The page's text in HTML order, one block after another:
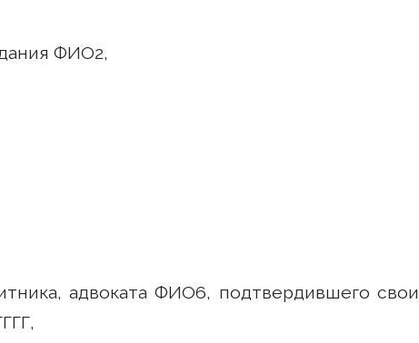
ФИО2,
адвоката ФИО6, подтвердившего свои